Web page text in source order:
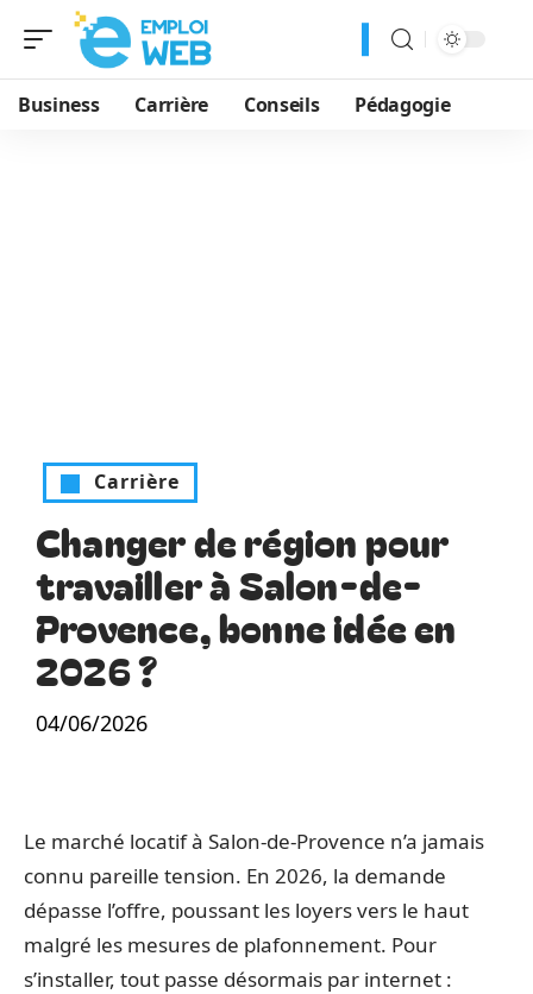
Business Carrière Conseils Pédagogie
Carrière
Changer de région pour
travailler à Salon-de-
Provence, bonne idée en
2026 ?
04/06/2026
Le marché locatif à Salon-de-Provence n’a jamais
connu pareille tension. En 2026, la demande
dépasse l’offre, poussant les loyers vers le haut
malgré les mesures de plafonnement. Pour
s’installer, tout passe désormais par internet :